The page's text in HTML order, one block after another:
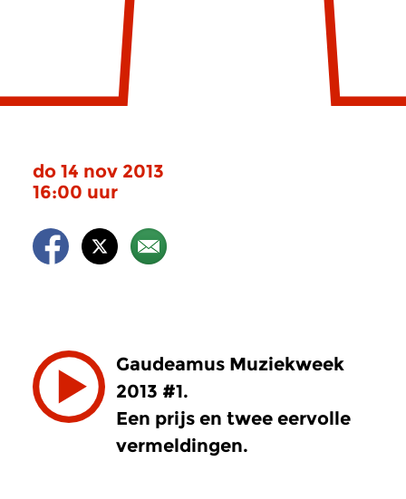
do 14 nov 2013
16:00 uur
Gaudeamus Muziekweek
2013 #1.
Een prijs en twee eervolle
vermeldingen.